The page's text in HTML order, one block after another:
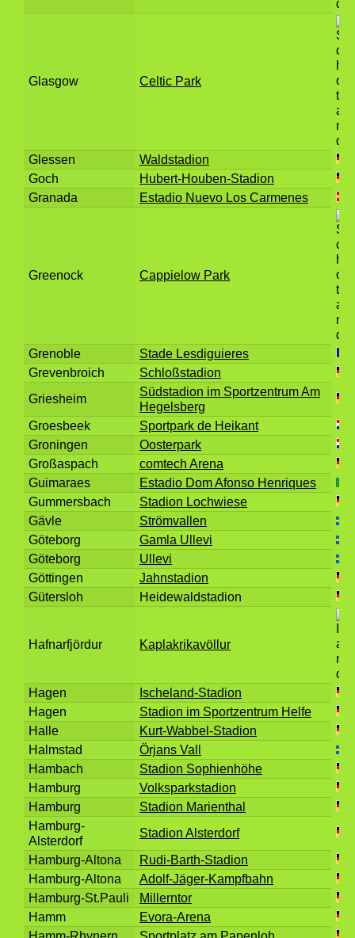
Glasgow Celtic Park
Glessen
Waldstadion
Goch
Hubert-Houben-Stadion
Granada
Estadio Nuevo Los Carmenes
Greenock Cappielow Park
Grenoble
Stade Lesdiguieres
Grevenbroich
Schloßstadion
Griesheim
Südstadion im Sportzentrum Am
Hegelsberg
Groesbeek
Sportpark de Heikant
Groningen
Oosterpark
Großaspach
comtech Arena
Guimaraes
Estadio Dom Afonso Henriques
Gummersbach
Stadion Lochwiese
Gävle
Strömvallen
Göteborg
Gamla Ullevi
Göteborg
Ullevi
Göttingen
Jahnstadion
Gütersloh
Heidewaldstadion
Hafnarfjördur Kaplakrikavöllur
Hagen
Ischeland-Stadion
Hagen
Stadion im Sportzentrum Helfe
Halle
Kurt-Wabbel-Stadion
Halmstad
Örjans Vall
Hambach
Stadion Sophienhöhe
Hamburg
Volksparkstadion
Hamburg
Stadion Marienthal
Hamburg-
Alsterdorf
Stadion Alsterdorf
Hamburg-Altona
Rudi-Barth-Stadion
Hamburg-Altona
Adolf-Jäger-Kampfbahn
Hamburg-St.Pauli
Millerntor
Hamm
Evora-Arena